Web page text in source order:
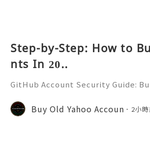
Step-by-Step: How to
nts In 20..
GitHub Account Security Guide:
d's leading platforms for
ration. Millions of develo
Buy Old Yahoo Accoun 2小